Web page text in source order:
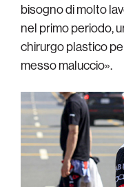
bisogno di molto
nel primo periodo,
chirurgo plastico
messo maluccio».